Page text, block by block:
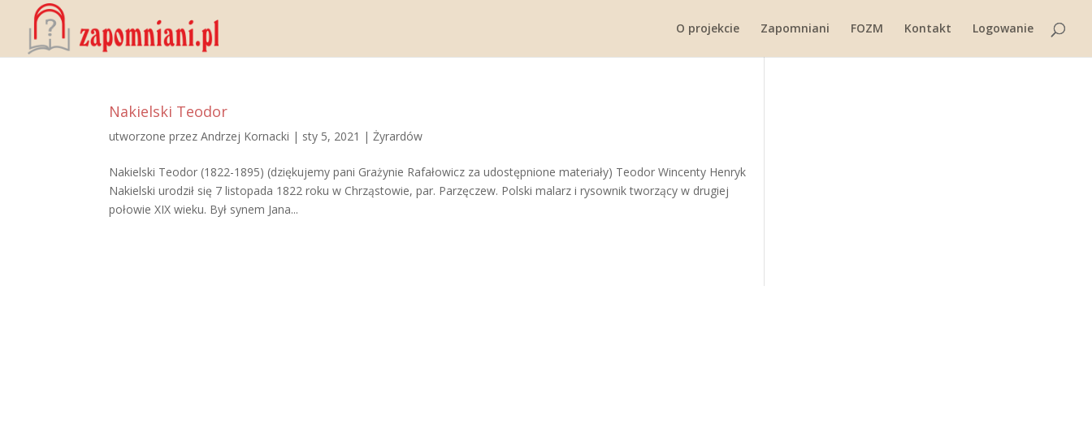
O projekcie Zapomniani FOZM Kontakt Logowanie
Nakielski Teodor
utworzone przezAndrzej Kornacki | sty 5, 2021 |Żyrardów
Nakielski Teodor (1822-1895) (dziękujemy pani Grażynie Rafałowicz za udostępnione materiały) Teodor Wincenty Henryk
Nakielski urodził się 7 listopada 1822 roku w Chrząstowie, par. Parzęczew. Polski malarz i rysownik tworzący w drugiej
połowie XIX wieku. Był synem Jana...